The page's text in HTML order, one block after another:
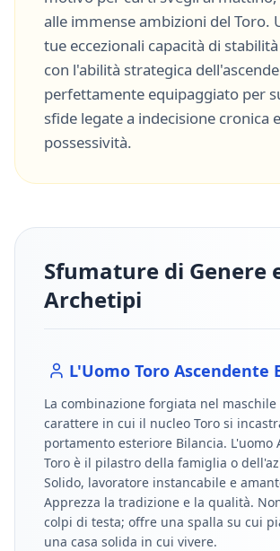
alle immense ambizioni del Toro.
tue eccezionali capacità di
con l'abilità strategica
perfettamente equipaggiato per
sfide legate a indecisione cronica e
possessività.
Sfumature di Genere
Archetipi
L'Uomo Toro Ascendente
La combinazione forgiata nel maschile
carattere in cui il nucleo Toro si
portamento esteriore Bilancia. L'uomo
Toro è il pilastro della famiglia o
Solido, lavoratore instancabile e
Apprezza la tradizione e la qualità.
colpi di testa; offre una spalla su cui
una casa solida in cui vivere.